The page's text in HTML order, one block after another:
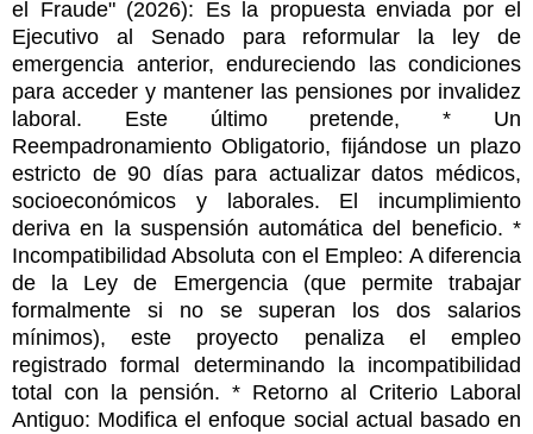
el Fraude" (2026): Es la propuesta enviada por el
Ejecutivo al Senado para reformular la ley de
emergencia anterior, endureciendo las condiciones
para acceder y mantener las pensiones por invalidez
laboral. Este último pretende, * Un
Reempadronamiento Obligatorio, fijándose un plazo
estricto de 90 días para actualizar datos médicos,
socioeconómicos y laborales. El incumplimiento
deriva en la suspensión automática del beneficio. *
Incompatibilidad Absoluta con el Empleo: A diferencia
de la Ley de Emergencia (que permite trabajar
formalmente si no se superan los dos salarios
mínimos), este proyecto penaliza el empleo
registrado formal determinando la incompatibilidad
total con la pensión. * Retorno al Criterio Laboral
Antiguo: Modifica el enfoque social actual basado en